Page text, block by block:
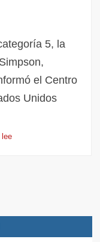
5, la
el Centro
Unidos
lee